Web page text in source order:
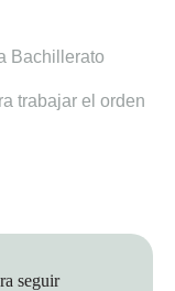
Bachillerato
trabajar el orden
seguir